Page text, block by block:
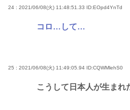
24 : 2021/06/08(火) 11:48:51.33 ID:EOpd4YnTd
コロ…して…
25 : 2021/06/08(火) 11:49:05.94 ID:CQWMlehS0
こうして日本人が生まれ